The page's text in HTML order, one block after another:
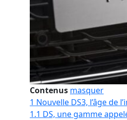
Contenus masquer
1 Nouvelle DS3, l’âge de
1.1 DS, une gamme